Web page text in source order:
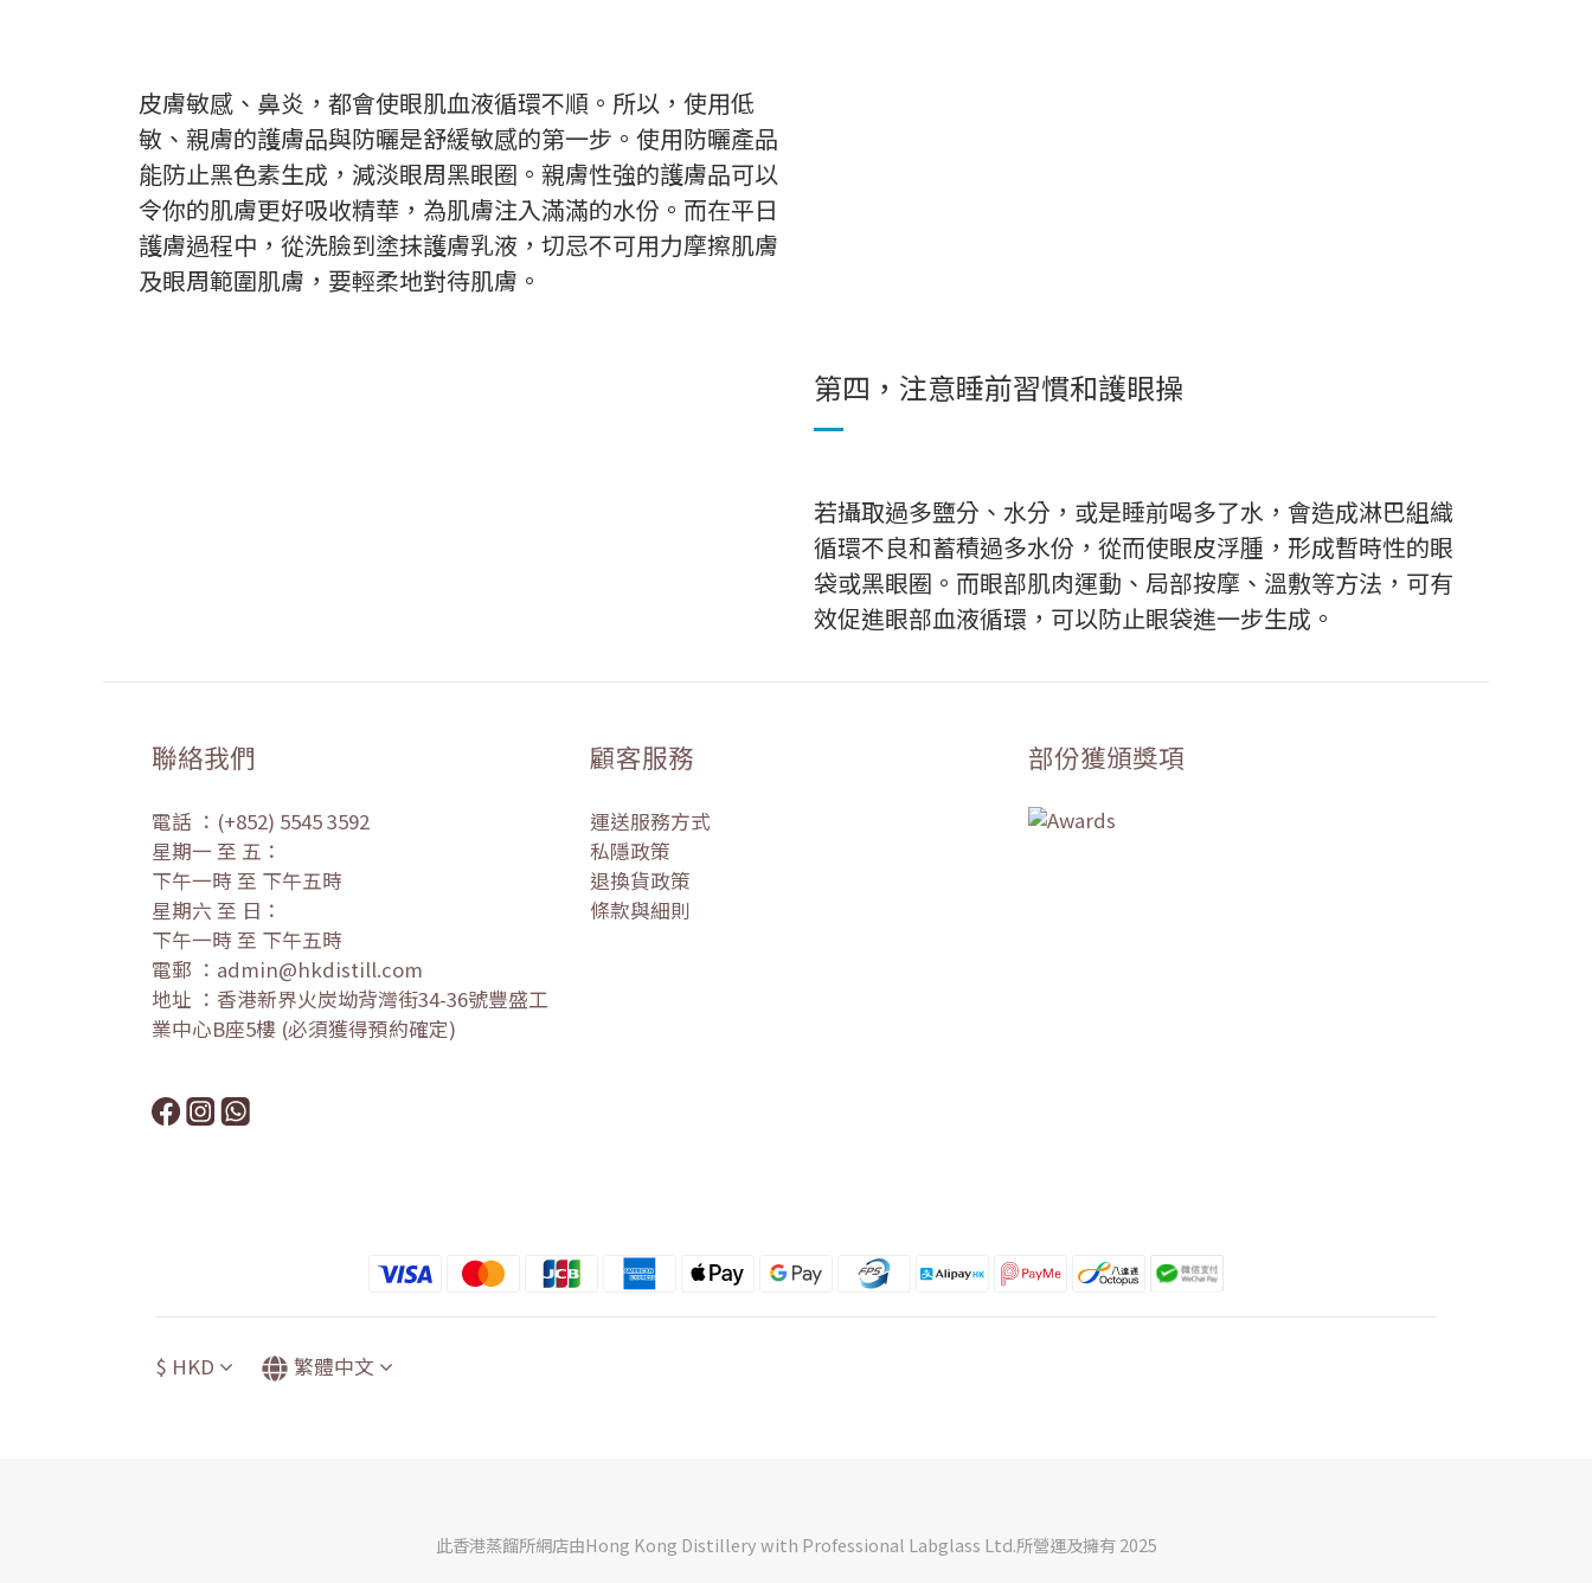
皮膚敏感、鼻炎，都會使眼肌血液循環不順。所以，使用低
敏、親膚的護膚品與防曬是舒緩敏感的第一步。使用防曬產品
能防止黑色素生成，減淡眼周黑眼圈。親膚性強的護膚品可以
令你的肌膚更好吸收精華，為肌膚注入滿滿的水份。而在平日
護膚過程中，從洗臉到塗抹護膚乳液，切忌不可用力摩擦肌膚
及眼周範圍肌膚，要輕柔地對待肌膚。
第四，注意睡前習慣和護眼操
若攝取過多鹽分、水分，或是睡前喝多了水，會造成淋巴組織
循環不良和蓄積過多水份，從而使眼皮浮腫，形成暫時性的眼
袋或黑眼圈。而眼部肌肉運動、局部按摩、溫敷等方法，可有
效促進眼部血液循環，可以防止眼袋進一步生成。
聯絡我們
電話 ：(+852) 5545 3592
星期一 至 五：
下午一時 至 下午五時
星期六 至 日：
下午一時 至 下午五時
電郵 ：admin@hkdistill.com
地址 ：香港新界火炭坳背灣街34-36號豐盛工
業中心B座5樓 (必須獲得預約確定)
顧客服務
運送服務方式
私隱政策
退換貨政策
條款與細則
部份獲頒獎項
$ HKD 繁體中文
此香港蒸餾所網店由Hong Kong Distillery with Professional Labglass Ltd.所營運及擁有 2025